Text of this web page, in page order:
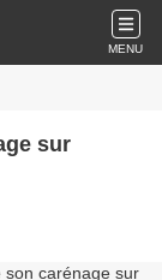
MENU
sur